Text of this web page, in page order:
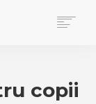
copii